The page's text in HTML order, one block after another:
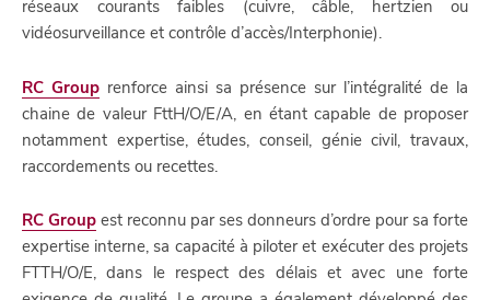
réseaux courants faibles (cuivre, câble, hertzien ou
vidéosurveillance et contrôle d’accès/Interphonie).
RC Group renforce ainsi sa présence sur l’intégralité de la
chaine de valeur FttH/O/E/A, en étant capable de proposer
notamment expertise, études, conseil, génie civil, travaux,
raccordements ou recettes.
RC Group est reconnu par ses donneurs d’ordre pour sa forte
expertise interne, sa capacité à piloter et exécuter des projets
FTTH/O/E, dans le respect des délais et avec une forte